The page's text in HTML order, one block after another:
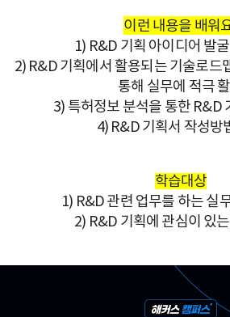
이런 내용을 배워
1) R&D 기획 아이디어 발
2) R&D 기획에서 활용되는 기술로드
통해 실무에 적극
3) 특허정보 분석을 통한 R&D
4) R&D 기획서 작성방
학습대상
1) R&D 관련 업무를 하는 실
2) R&D 기획에 관심이 있